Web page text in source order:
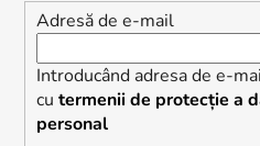
Adresă de e-mail
Introducând adresa de e-
cu termenii de protecție a
personal